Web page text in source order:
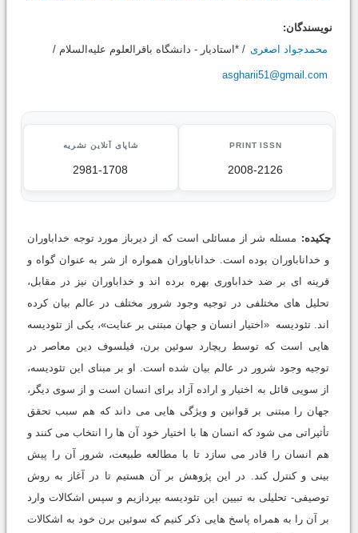
نویسندگان:
محمدجواد اصغری / *استادیار - دانشگاه باقرالعلوم علیه‌السلام /
asgharii51@gmail.com
PRINT ISSN
2008-2126
شاپای آنلاین نشریه
2981-1708
چکیده: مسئله شر از مسائلی است که از دیرباز مورد توجه خداباوران
و خداناباوران بوده است. خداناباوران همواره از شر به عنوان گواه و
قرینه ای بر ضد خداباوری بهره برده اند و خداباوران نیز در مقابل،
تحلیل های مختلفی در توجیه وجود شرور مختلف در عالم بیان کرده
اند. تئودیسه «اختیار انسان و جهان مبتنی بر عنایت»، یکی از تئودیسه
هایی است که توسط ریچارد سوئین برن، فیلسوف دین معاصر در
توجیه وجود شرور در عالم بیان شده است. او بر مبنای این تئودیسه،
از سویی قائل به اختیار و اراده آزاد برای انسان است و از سوی دیگر،
جهان را مبتنی بر قوانین و ویژگی هایی می داند که هم سبب تحقق
تأثیراتی می شود که انسان ها با اختیار خود آن ها را انتخاب می کنند و
هم انسان را قادر می سازد تا با مطالعه طبیعت، شرور آن را پیش
بینی و کنترل کند. در این پژوهش بر آن هستیم تا در آغاز به روش
توصیفی- تحلیلی به تبیین این تئودیسه بپردازیم و سپس اشکالات وارد
بر آن را به همراه پاسخ هایی ذکر کنیم که سوئین برن خود به اشکالات